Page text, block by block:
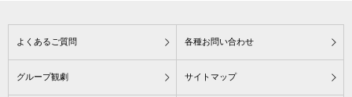
よくあるご質問 各種お問い合わせ
グループ観劇 サイトマップ